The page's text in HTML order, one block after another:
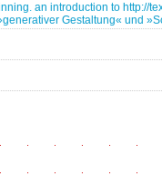
an introduction to http://
Gestaltung« und